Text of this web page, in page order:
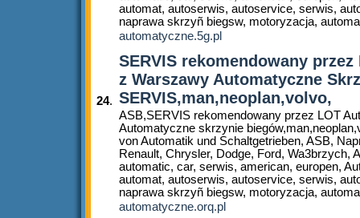
automat, autoserwis, autoservice, serwis,
naprawa skrzyñ biegsw, motoryzacja,
automatyczne.5g.pl
24.
SERVIS rekomendowany
z Warszawy Automatyczne
SERVIS,man,neoplan,volvo,
ASB,SERVIS rekomendowany przez LOT
Automatyczne skrzynie
von Automatik und Schaltgetrieben, ASB,
Renault, Chrysler, Dodge, Ford, Wa3brzych,
automatic, car, serwis, american, europen,
automat, autoserwis, autoservice, serwis,
naprawa skrzyñ biegsw, motoryzacja,
automatyczne.orq.pl